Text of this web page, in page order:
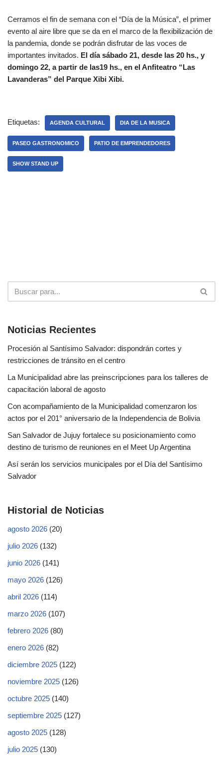
Cerramos el fin de semana con el “Día de la Música”, el primer
evento al aire libre que se da en el marco de la flexibilización de
la pandemia, donde se podrán disfrutar de las voces de
importantes invitados. El día sábado 21, desde las 20 hs., y
domingo 22, a partir de las19 hs., en el Anfiteatro “Las
Lavanderas” del Parque Xibi Xibi.
Etiquetas: AGENDA CULTURAL DIA DE LA MUSICA
PASEO GASTRONOMICO PATIO DE EMPRENDEDORES
SHOW STAND UP
Noticias Recientes
Procesión al Santísimo Salvador: dispondrán cortes y
restricciones de tránsito en el centro
La Municipalidad abre las preinscripciones para los talleres de
capacitación laboral de agosto
Con acompañamiento de la Municipalidad comenzaron los
actos por el 201° aniversario de la Independencia de Bolivia
San Salvador de Jujuy fortalece su posicionamiento como
destino de turismo de reuniones en el Meet Up Argentina
Así serán los servicios municipales por el Día del Santísimo
Salvador
Historial de Noticias
agosto 2026 (20)
julio 2026 (132)
junio 2026 (141)
mayo 2026 (126)
abril 2026 (114)
marzo 2026 (107)
febrero 2026 (80)
enero 2026 (82)
diciembre 2025 (122)
noviembre 2025 (126)
octubre 2025 (140)
septiembre 2025 (127)
agosto 2025 (128)
julio 2025 (130)